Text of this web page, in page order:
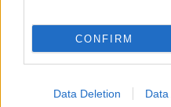
CONFIRM
Data Deletion Data